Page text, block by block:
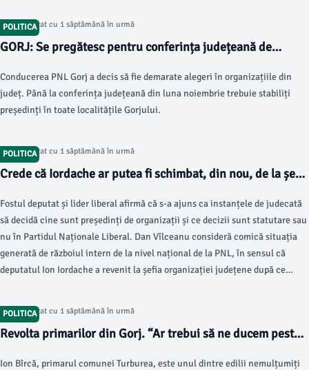
POLITICA
Articol postat cu 1 săptămână în urmă
GORJ: Se pregătesc pentru conferința județeană de
Conducerea PNL Gorj a decis să fie demarate alegeri în organizațiile din
județ. Până la conferința județeană din luna noiembrie trebuie stabiliți
președinți în toate localitățile Gorjului.
POLITICA
Articol postat cu 1 săptămână în urmă
Crede că Iordache ar putea fi schimbat, din nou, de la șefia
Fostul deputat și lider liberal afirmă că s-a ajuns ca instanțele de judecată
să decidă cine sunt președinți de organizații și ce decizii sunt statutare sau
nu în Partidul Naționale Liberal. Dan Vîlceanu consideră comică situația
generată de războiul intern de la nivel național de la PNL, în sensul că
deputatul Ion Iordache a revenit la șefia organizației județene după ce
POLITICA
Articol postat cu 1 săptămână în urmă
Revolta primarilor din Gorj. “Ar trebui să ne ducem peste
Ion Bîrcă, primarul comunei Turburea, este unul dintre edilii nemulțumiți